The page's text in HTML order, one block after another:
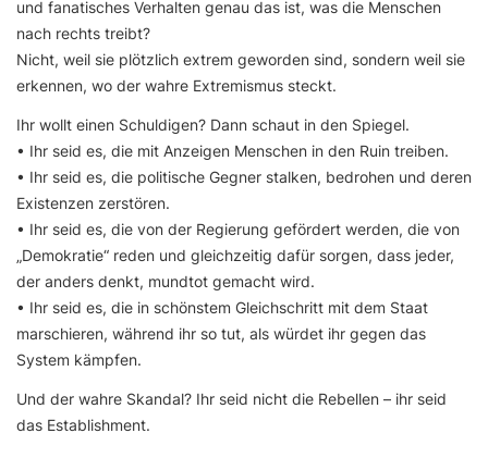
und fanatisches Verhalten genau das ist, was die Menschen
nach rechts treibt?
Nicht, weil sie plötzlich extrem geworden sind, sondern weil sie
erkennen, wo der wahre Extremismus steckt.
Ihr wollt einen Schuldigen? Dann schaut in den Spiegel.
• Ihr seid es, die mit Anzeigen Menschen in den Ruin treiben.
• Ihr seid es, die politische Gegner stalken, bedrohen und deren
Existenzen zerstören.
• Ihr seid es, die von der Regierung gefördert werden, die von
„Demokratie“ reden und gleichzeitig dafür sorgen, dass jeder,
der anders denkt, mundtot gemacht wird.
• Ihr seid es, die in schönstem Gleichschritt mit dem Staat
marschieren, während ihr so tut, als würdet ihr gegen das
System kämpfen.
Und der wahre Skandal? Ihr seid nicht die Rebellen – ihr seid
das Establishment.